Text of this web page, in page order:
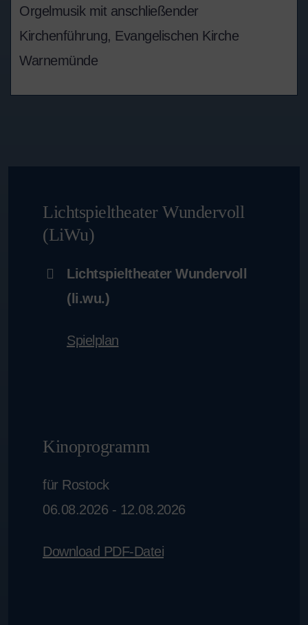
Orgelmusik mit anschließender
Kirchenführung, Evangelischen Kirche
Warnemünde
Lichtspieltheater Wundervoll
(LiWu)
Lichtspieltheater Wundervoll
(li.wu.)
Spielplan
Kinoprogramm
für Rostock
06.08.2026 - 12.08.2026
Download PDF-Datei